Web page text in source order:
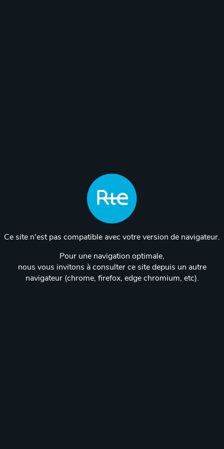
Ce site n'est pas compatible avec votre version de navigateur.
Pour une navigation optimale,
nous vous invitons à consulter ce site depuis un autre
navigateur (chrome, firefox, edge chromium, etc).